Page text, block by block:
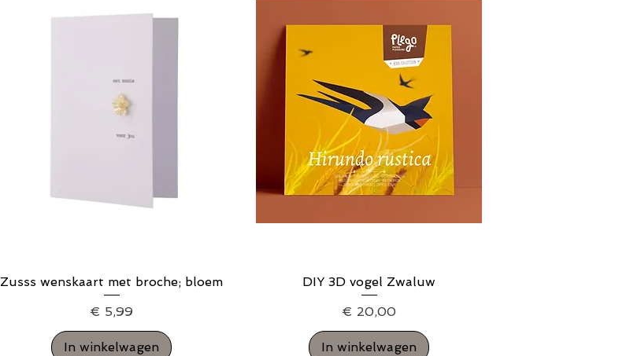
Snel overzicht
Zusss wenskaart met broche; bloem
Prijs
€ 5,99
In winkelwagen
Snel overzicht
DIY 3D vogel Zwaluw
Prijs
€ 20,00
In winkelwagen